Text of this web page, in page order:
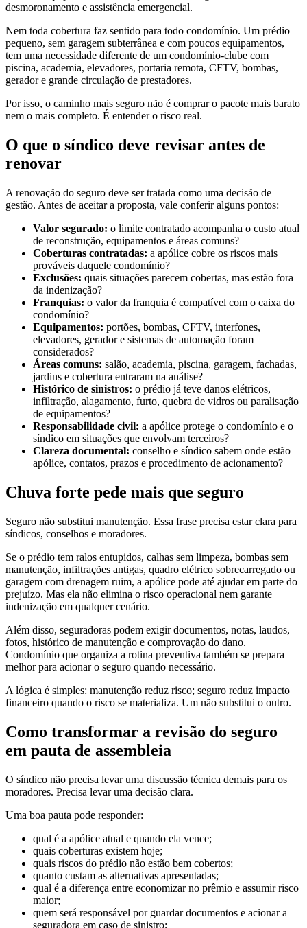
desmoronamento e assistência emergencial.
Nem toda cobertura faz sentido para todo condomínio. Um prédio
pequeno, sem garagem subterrânea e com poucos equipamentos,
tem uma necessidade diferente de um condomínio-clube com
piscina, academia, elevadores, portaria remota, CFTV, bombas,
gerador e grande circulação de prestadores.
Por isso, o caminho mais seguro não é comprar o pacote mais barato
nem o mais completo. É entender o risco real.
O que o síndico deve revisar antes de
renovar
A renovação do seguro deve ser tratada como uma decisão de
gestão. Antes de aceitar a proposta, vale conferir alguns pontos:
Valor segurado: o limite contratado acompanha o custo atual
de reconstrução, equipamentos e áreas comuns?
Coberturas contratadas: a apólice cobre os riscos mais
prováveis daquele condomínio?
Exclusões: quais situações parecem cobertas, mas estão fora
da indenização?
Franquias: o valor da franquia é compatível com o caixa do
condomínio?
Equipamentos: portões, bombas, CFTV, interfones,
elevadores, gerador e sistemas de automação foram
considerados?
Áreas comuns: salão, academia, piscina, garagem, fachadas,
jardins e cobertura entraram na análise?
Histórico de sinistros: o prédio já teve danos elétricos,
infiltração, alagamento, furto, quebra de vidros ou paralisação
de equipamentos?
Responsabilidade civil: a apólice protege o condomínio e o
síndico em situações que envolvam terceiros?
Clareza documental: conselho e síndico sabem onde estão
apólice, contatos, prazos e procedimento de acionamento?
Chuva forte pede mais que seguro
Seguro não substitui manutenção. Essa frase precisa estar clara para
síndicos, conselhos e moradores.
Se o prédio tem ralos entupidos, calhas sem limpeza, bombas sem
manutenção, infiltrações antigas, quadro elétrico sobrecarregado ou
garagem com drenagem ruim, a apólice pode até ajudar em parte do
prejuízo. Mas ela não elimina o risco operacional nem garante
indenização em qualquer cenário.
Além disso, seguradoras podem exigir documentos, notas, laudos,
fotos, histórico de manutenção e comprovação do dano.
Condomínio que organiza a rotina preventiva também se prepara
melhor para acionar o seguro quando necessário.
A lógica é simples: manutenção reduz risco; seguro reduz impacto
financeiro quando o risco se materializa. Um não substitui o outro.
Como transformar a revisão do seguro
em pauta de assembleia
O síndico não precisa levar uma discussão técnica demais para os
moradores. Precisa levar uma decisão clara.
Uma boa pauta pode responder:
qual é a apólice atual e quando ela vence;
quais coberturas existem hoje;
quais riscos do prédio não estão bem cobertos;
quanto custam as alternativas apresentadas;
qual é a diferença entre economizar no prêmio e assumir risco
maior;
quem será responsável por guardar documentos e acionar a
seguradora em caso de sinistro;